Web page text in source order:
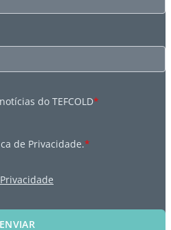
do TEFCOLD*
de Privacidade.*
ENVIAR